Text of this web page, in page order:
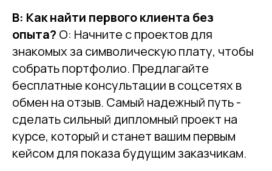
В: Как найти первого клиента без
опыта? О: Начните с проектов для
знакомых за символическую плату, чтобы
собрать портфолио. Предлагайте
бесплатные консультации в соцсетях в
обмен на отзыв. Самый надежный путь -
сделать сильный дипломный проект на
курсе, который и станет вашим первым
кейсом для показа будущим заказчикам.